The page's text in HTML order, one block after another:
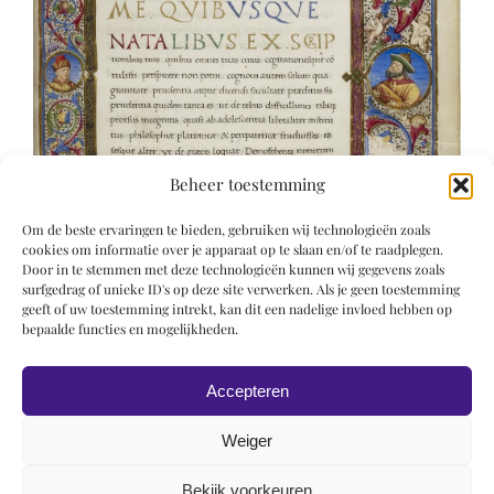
Beheer toestemming
Om de beste ervaringen te bieden, gebruiken wij technologieën zoals
cookies om informatie over je apparaat op te slaan en/of te raadplegen.
Door in te stemmen met deze technologieën kunnen wij gegevens zoals
surfgedrag of unieke ID's op deze site verwerken. Als je geen toestemming
geeft of uw toestemming intrekt, kan dit een nadelige invloed hebben op
bepaalde functies en mogelijkheden.
Accepteren
Weiger
Bekijk voorkeuren